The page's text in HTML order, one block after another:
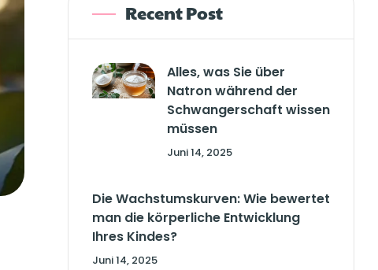
Recent Post
Alles, was Sie über
Natron während der
Schwangerschaft wissen
müssen
Juni 14, 2025
Die Wachstumskurven: Wie bewertet
man die körperliche Entwicklung
Ihres Kindes?
Juni 14, 2025